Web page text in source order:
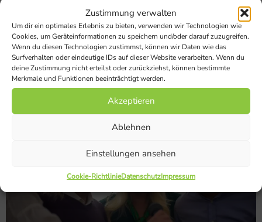
Zustimmung verwalten
Um dir ein optimales Erlebnis zu bieten, verwenden wir Technologien wie
Cookies, um Geräteinformationen zu speichern und/oder darauf zuzugreifen.
Wenn du diesen Technologien zustimmst, können wir Daten wie das
Surfverhalten oder eindeutige IDs auf dieser Website verarbeiten. Wenn du
deine Zustimmung nicht erteilst oder zurückziehst, können bestimmte
Merkmale und Funktionen beeinträchtigt werden.
Akzeptieren
Ablehnen
Einstellungen ansehen
Cookie-RichtlinieDatenschutzImpressum
Impulse laden ein, über die Bedeutung der Lieder zu
sprechen und persönliche […]
Sing-Cafe für alle
Generationen